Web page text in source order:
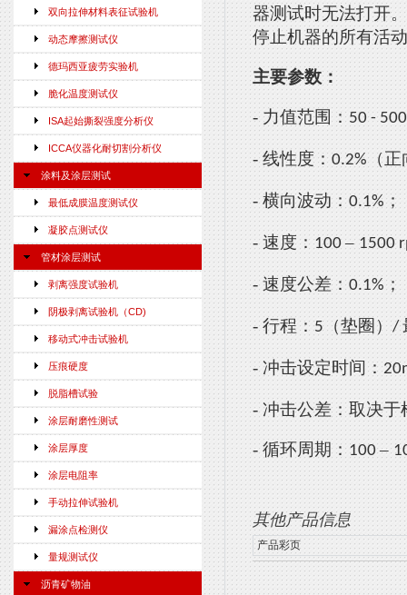
双向拉伸材料表征试验机
动态摩擦测试仪
德玛西亚疲劳实验机
脆化温度测试仪
ISA起始撕裂强度分析仪
ICCA仪器化耐切割分析仪
涂料及涂层测试
最低成膜温度测试仪
凝胶点测试仪
管材涂层测试
剥离强度试验机
阴极剥离试验机（CD)
移动式冲击试验机
压痕硬度
脱脂槽试验
涂层耐磨性测试
涂层厚度
涂层电阻率
手动拉伸试验机
漏涂点检测仪
量规测试仪
沥青矿物油
器测试时无法打开
停止机器的所有活
主要参数：
-力值范围： 50 -
-线性度： 0.2%（正
-横向波动：0.1%；
-速度：100– 1500
-速度公差：0.1%；
-行程：5 （垫圈）/
-冲击设定时间：
-冲击公差：取决于
-循环周期： 100–
其他产品信息
产品彩页